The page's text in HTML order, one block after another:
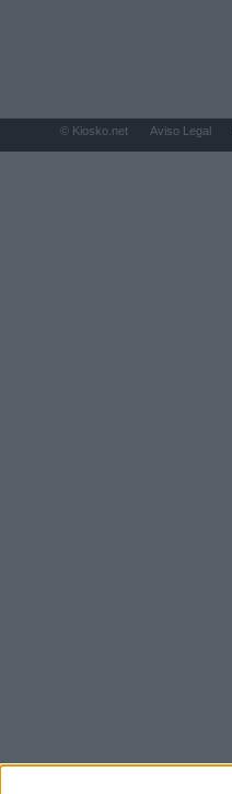
© Kiosko.net Aviso Legal